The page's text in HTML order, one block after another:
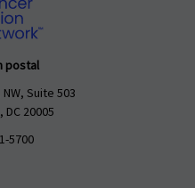
postal
Suite 503
20005
5700